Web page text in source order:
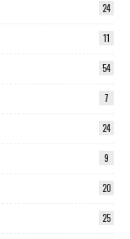
24
11
54
7
24
9
20
25